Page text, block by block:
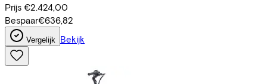
Prijs €2.424,00
Bespaar€636,82
Vergelijk Bekijk